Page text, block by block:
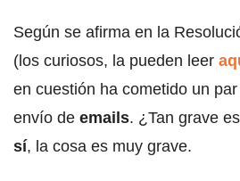
Según se afirma en la
(los curiosos, la pueden leer
en cuestión ha cometido un
envío de emails. ¿Tan grave
sí, la cosa es muy grave.